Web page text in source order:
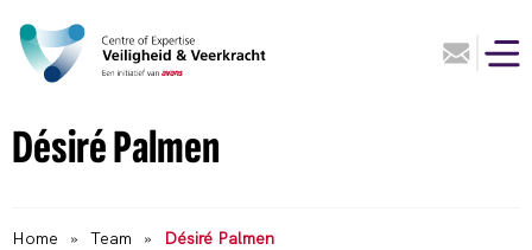
Désiré Palmen
Home » Team » Désiré Palmen